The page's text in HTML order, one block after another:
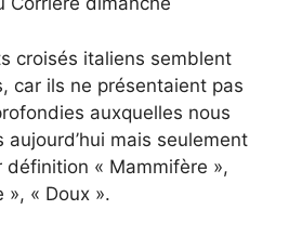
croisés italiens semblent
car ils ne présentaient pas
auxquelles nous
mais seulement
définition « Mammifère »,
», « Doux ».